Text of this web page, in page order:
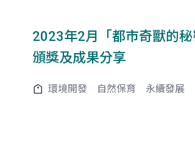
2023年2月「都市奇獸的
頒獎及成果分享
環境開發 自然保育 永續發展